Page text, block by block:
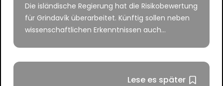
Die isländische Regierung hat die Risikobewertung
für Grindavík überarbeitet. Künftig sollen neben
wissenschaftlichen Erkenntnissen auch...
Lese es später